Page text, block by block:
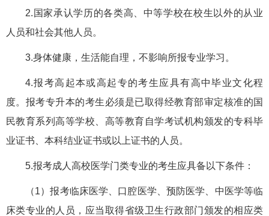
2.国家承认学历的各类高、中等学校在校生以外的从业
人员和社会其他人员。
3.身体健康，生活能自理，不影响所报专业学习。
4.报考高起本或高起专的考生应具有高中毕业文化程
度。报考专升本的考生必须是已取得经教育部审定核准的国
民教育系列高等学校、高等教育自学考试机构颁发的专科毕
业证书、本科结业证书或以上证书的人员。
5.报考成人高校医学门类专业的考生应具备以下条件：
（1）报考临床医学、口腔医学、预防医学、中医学等临
床类专业的人员，应当取得省级卫生行政部门颁发的相应类